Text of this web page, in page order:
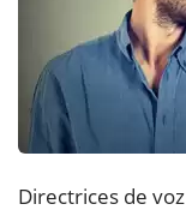
Directrices de voz